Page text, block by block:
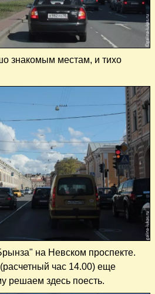
знакомым местам, и тихо
на Невском проспекте.
час 14.00) еще
решаем здесь поесть.